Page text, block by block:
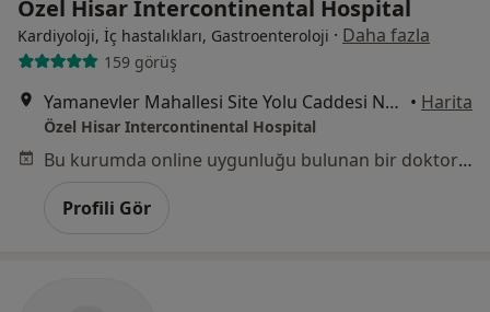
Özel Hisar Intercontinental Hospital
Kardiyoloji, İç hastalıkları, Gastroenteroloji · Daha fazla
159 görüş
Yamanevler Mahallesi Site Yolu Caddesi No:7, Ümraniye • Harita
Özel Hisar Intercontinental Hospital
Bu kurumda online uygunluğu bulunan bir doktor veya uzman bulunamadı
Profili Gör